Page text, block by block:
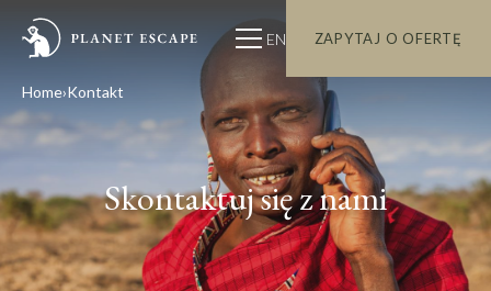
EN ZAPYTAJ O OFERTĘ
Home Kontakt
Skontaktuj się z nami